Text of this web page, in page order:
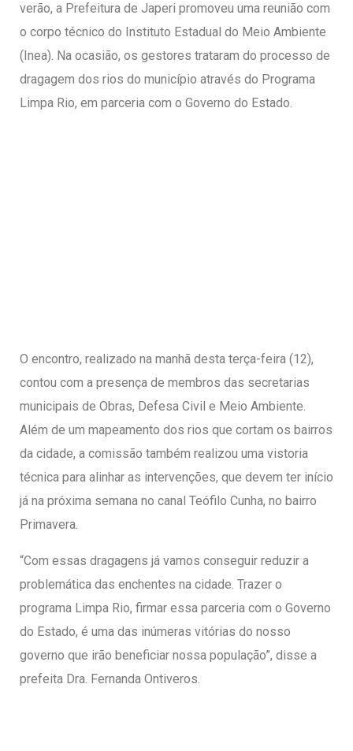
verão, a Prefeitura de Japeri promoveu uma reunião com
o corpo técnico do Instituto Estadual do Meio Ambiente
(Inea). Na ocasião, os gestores trataram do processo de
dragagem dos rios do município através do Programa
Limpa Rio, em parceria com o Governo do Estado.
O encontro, realizado na manhã desta terça-feira (12),
contou com a presença de membros das secretarias
municipais de Obras, Defesa Civil e Meio Ambiente.
Além de um mapeamento dos rios que cortam os bairros
da cidade, a comissão também realizou uma vistoria
técnica para alinhar as intervenções, que devem ter início
já na próxima semana no canal Teófilo Cunha, no bairro
Primavera.
“Com essas dragagens já vamos conseguir reduzir a
problemática das enchentes na cidade. Trazer o
programa Limpa Rio, firmar essa parceria com o Governo
do Estado, é uma das inúmeras vitórias do nosso
governo que irão beneficiar nossa população”, disse a
prefeita Dra. Fernanda Ontiveros.